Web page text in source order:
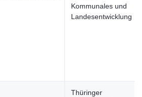
Kommunales und
Landesentwicklung
Thüringer